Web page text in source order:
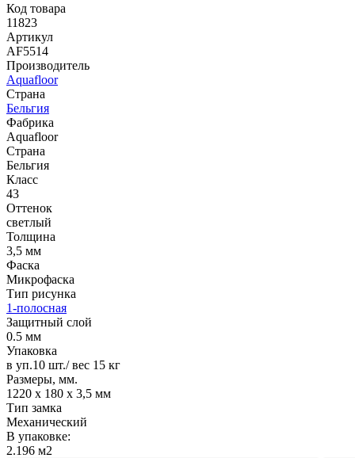
Код товара
11823
Артикул
AF5514
Производитель
Aquafloor
Страна
Бельгия
Фабрика
Aquafloor
Страна
Бельгия
Класс
43
Оттенок
светлый
Толщина
3,5 мм
Фаска
Микрофаска
Тип рисунка
1-полосная
Защитный слой
0.5 мм
Упаковка
в уп.10 шт./ вес 15 кг
Размеры, мм.
1220 х 180 х 3,5 мм
Тип замка
Механический
В упаковке:
2.196 м2